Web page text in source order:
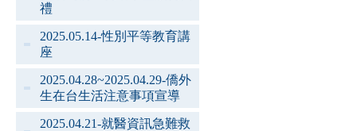
禮
2025.05.14-性別平等教育講
座
2025.04.28~2025.04.29-僑外
生在台生活注意事項宣導
2025.04.21-就醫資訊急難救